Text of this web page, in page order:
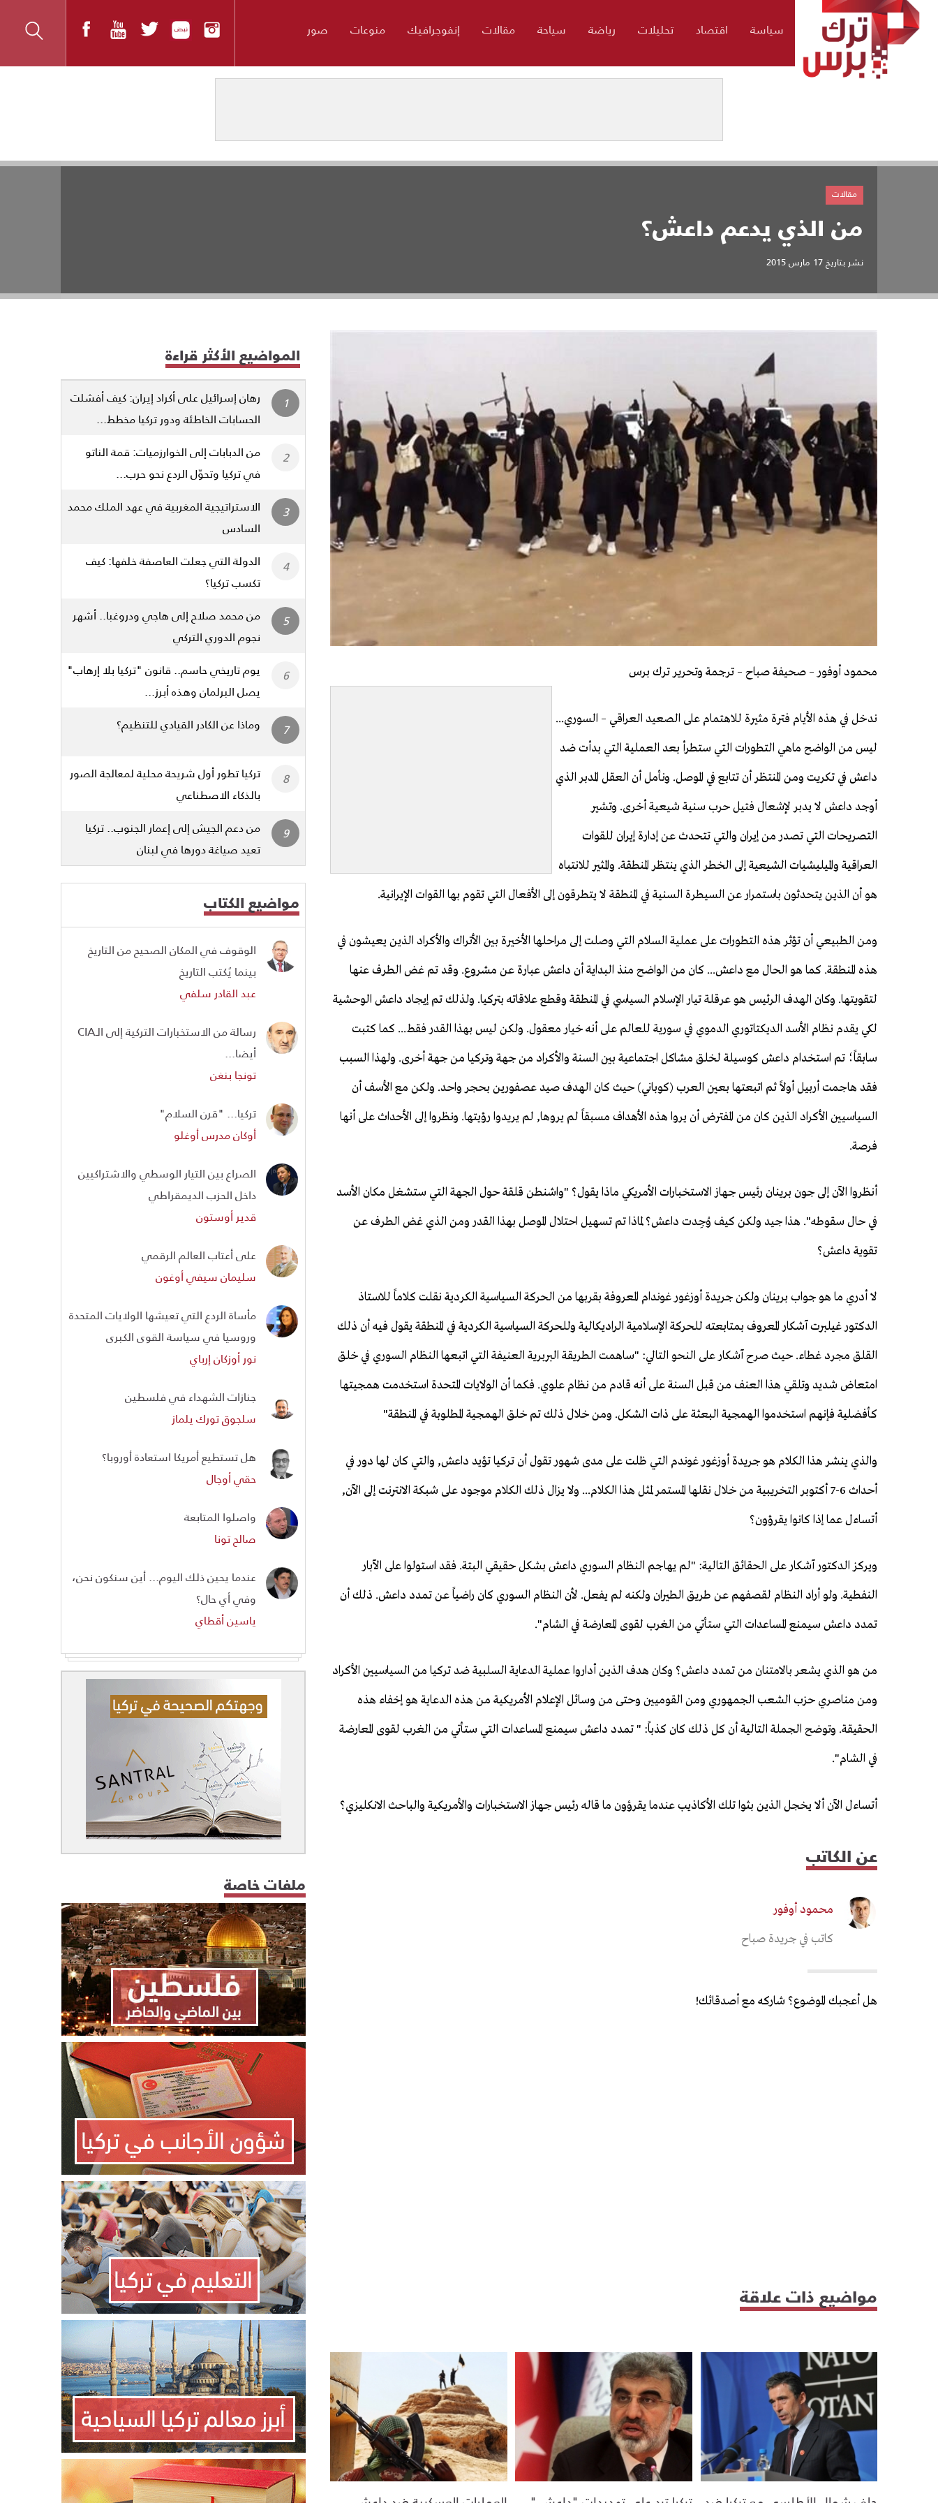
سياسة اقتصاد تحليلات رياضة سياحة مقالات إنفوجرافيك منوعات صور
من الذي يدعم داعش؟
نشر بتاريخ17 مارس 2015
مقالات
محمود أوفور – صحيفة صباح – ترجمة وتحرير ترك برس
ندخل في هذه الأيام فترة مثيرة للاهتمام على الصعيد العراقي – السوري...
ليس من الواضح ماهي التطورات التي ستطرأ بعد العملية التي بدأت ضد
داعش في تكريت ومن المنتظر أن تتابع في الموصل. ونأمل أن العقل المدبر الذي
أوجد داعش لا يدبر لإشعال فتيل حرب سنية شيعية أخرى. وتشير
التصريحات التي تصدر من إيران والتي تتحدث عن إدارة إيران للقوات
العراقية والميليشيات الشيعية إلى الخطر الذي ينتظر المنطقة. والمثير للانتباه
هو أن الذين يتحدثون باستمرار عن السيطرة السنية في المنطقة لا يتطرقون إلى الأفعال التي تقوم بها القوات الإيرانية.
ومن الطبيعي أن تؤثر هذه التطورات على عملية السلام التي وصلت إلى مراحلها الأخيرة بين الأتراك والأكراد الذين يعيشون في
هذه المنطقة. كما هو الحال مع داعش... كان من الواضح منذ البداية أن داعش عبارة عن مشروع. وقد تم غض الطرف عنها
لتقويتها. وكان الهدف الرئيس هو عرقلة تيار الإسلام السياسي في المنطقة وقطع علاقاته بتركيا. ولذلك تم إيجاد داعش الوحشية
لكي يقدم نظام الأسد الديكتاتوري الدموي في سورية للعالم على أنه خيار معقول. ولكن ليس بهذا القدر فقط... كما كتبت
سابقاً؛ تم استخدام داعش كوسيلة لخلق مشاكل اجتماعية بين السنة والأكراد من جهة وتركيا من جهة أخرى. ولهذا السبب
فقد هاجمت أربيل أولاً ثم اتبعتها بعين العرب (كوباني) حيث كان الهدف صيد عصفورين بحجر واحد. ولكن مع الأسف أن
السياسيين الأكراد الذين كان من المفترض أن يروا هذه الأهداف مسبقاً لم يروها, لم يريدوا رؤيتها. ونظروا إلى الأحداث على أنها
فرصة.
أنظروا الآن إلى جون برينان رئيس جهاز الاستخبارات الأمريكي ماذا يقول؟ "واشنطن قلقة حول الجهة التي ستشغل مكان الأسد
في حال سقوطه". هذا جيد ولكن كيف وُجِدت داعش؟ لماذا تم تسهيل احتلال الموصل بهذا القدر ومن الذي غض الطرف عن
تقوية داعش؟
لا أدري ما هو جواب برينان ولكن جريدة أوزغور غوندام المعروفة بقربها من الحركة السياسية الكردية نقلت كلاماً للاستاذ
الدكتور غيلبرت آشكار المعروف بمتابعته للحركة الإسلامية الراديكالية وللحركة السياسية الكردية في المنطقة يقول فيه أن ذلك
القلق مجرد غطاء. حيث صرح آشكار على النحو التالي: "ساهمت الطريقة البربرية العنيفة التي اتبعها النظام السوري في خلق
امتعاض شديد وتلقي هذا العنف من قبل السنة على أنه قادم من نظام علوي. فكما أن الولايات المتحدة استخدمت همجيتها
كأفضلية فإنهم استخدموا الهمجية البعثة على ذات الشكل. ومن خلال ذلك تم خلق الهمجية المطلوبة في المنطقة"
والذي ينشر هذا الكلام هو جريدة أوزغور غوندم التي ظلت على مدى شهور تقول أن تركيا تؤيد داعش, والتي كان لها دور في
أحداث 6-7 أكتوبر التخريبية من خلال نقلها المستمر لمثل هذا الكلام... ولا يزال ذلك الكلام موجود على شبكة الانترنت إلى الآن,
أتساءل عما إذا كانوا يقرؤون؟
ويركز الدكتور آشكار على الحقائق التالية: "لم يهاجم النظام السوري داعش بشكل حقيقي البتة. فقد استولوا على الآبار
النفطية. ولو أراد النظام لقصفهم عن طريق الطيران ولكنه لم يفعل. لأن النظام السوري كان راضياً عن تمدد داعش. ذلك أن
تمدد داعش سيمنع المساعدات التي ستأتي من الغرب لقوى المعارضة في الشام".
من هو الذي يشعر بالامتنان من تمدد داعش؟ وكان هدف الذين أداروا عملية الدعاية السلبية ضد تركيا من السياسيين الأكراد
ومن مناصري حزب الشعب الجمهوري ومن القوميين وحتى من وسائل الإعلام الأمريكية من هذه الدعاية هو إخفاء هذه
الحقيقة. وتوضح الجملة التالية أن كل ذلك كان كذباً: " تمدد داعش سيمنع المساعدات التي ستأتي من الغرب لقوى المعارضة
في الشام".
أتساءل الآن ألا يخجل الذين بثوا تلك الأكاذيب عندما يقرؤون ما قاله رئيس جهاز الاستخبارات والأمريكية والباحث الانكليزي؟
عن الكاتب
محمود أوفور
كاتب في جريدة صباح
هل أعجبك الموضوع؟ شاركه مع أصدقائك!
مواضيع ذات علاقة
المواضيع الأكثر قراءة
رهان إسرائيل على أكراد إيران: كيف أفشلت
الحسابات الخاطئة ودور تركيا مخطط...
من الدبابات إلى الخوارزميات: قمة الناتو
في تركيا وتحوّل الردع نحو حرب...
الاستراتيجية المغربية في عهد الملك محمد
السادس
الدولة التي جعلت العاصفة خلفها: كيف
تكسب تركيا؟
من محمد صلاح إلى هاجي ودروغبا.. أشهر
نجوم الدوري التركي
يوم تاريخي حاسم.. قانون "تركيا بلا إرهاب"
يصل البرلمان وهذه أبرز...
وماذا عن الكادر القيادي للتنظيم؟
تركيا تطور أول شريحة محلية لمعالجة الصور
بالذكاء الاصطناعي
من دعم الجيش إلى إعمار الجنوب.. تركيا
تعيد صياغة دورها في لبنان
مواضيع الكتاب
الوقوف في المكان الصحيح من التاريخ
بينما يُكتب التاريخ
عبد القادر سلفي
رسالة من الاستخبارات التركية إلى الـCIA
أيضا...
تونجا بنغن
تركيا... "قرن السلام"
أوكان مدرس أوغلو
الصراع بين التيار الوسطي والاشتراكيين
داخل الحزب الديمقراطي
قدير أوستون
على أعتاب العالم الرقمي
سليمان سيفي أوغون
مأساة الردع التي تعيشها الولايات المتحدة
وروسيا في سياسة القوى الكبرى
نور أوزكان إرباي
جنازات الشهداء في فلسطين
سلجوق تورك يلماز
هل تستطيع أمريكا استعادة أوروبا؟
حقي أوجال
واصلوا المتابعة
صالح تونا
عندما يحين ذلك اليوم... أين سنكون نحن،
وفي أي حال؟
ياسين أقطاي
ملفات خاصة